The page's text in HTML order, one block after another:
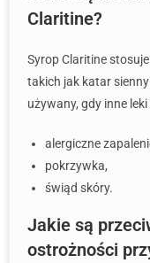
Claritine?
Syrop Claritine
takich jak katar
używany, gdy inne
alergiczne
pokrzywka,
świąd skóry.
Jakie są
ostrożności